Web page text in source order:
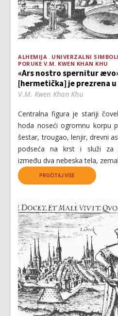
ALHEMIJA
UNIVERZALNI SIMBOLI
PORUKE V.M. KWEN KHAN KHU
«Ars nostro spernitur
[hermetička] je prezrena
V.M. Kwen Khan Khu
Centralna figura je stariji
hoda noseći ogromnu korpu
šestar, trougao, lenjir, drevni
podseća na krst i služi za
između dva nebeska tela,
PROČITAJ VIŠE